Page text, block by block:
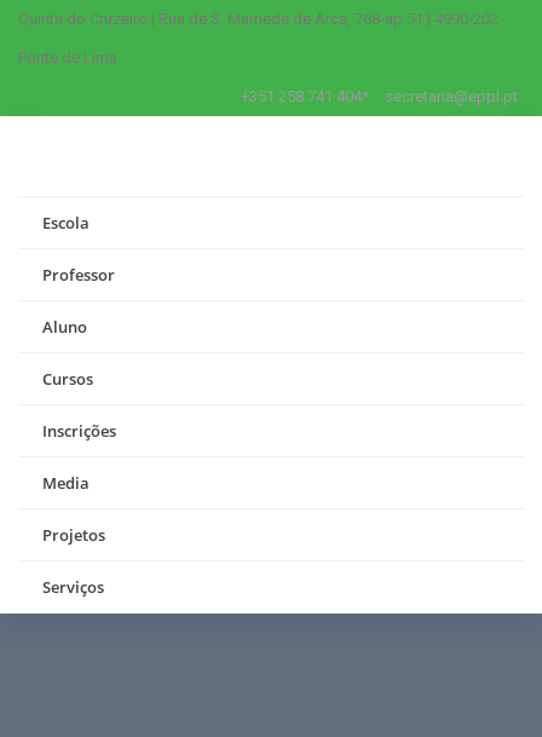
Quinta do Cruzeiro | Rua de S. Mamede de Arca, 768-ap 51 | 4990-202
Ponte de Lima
+351 258 741 404* secretaria@eppl.pt
Escola
Professor
Aluno
Cursos
Inscrições
Media
Projetos
Serviços